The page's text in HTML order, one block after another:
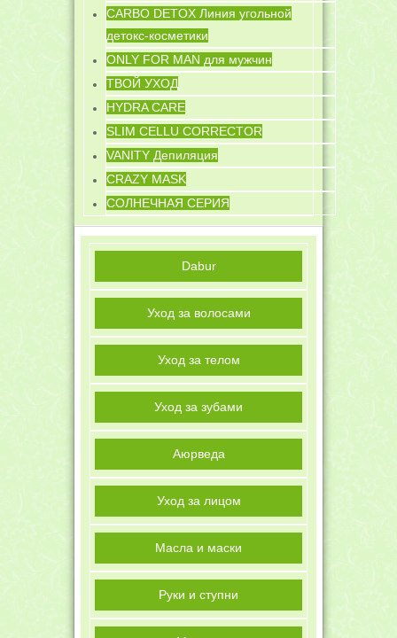
CARBO DETOX Линия угольной
детокс-косметики
ONLY FOR MAN для мужчин
ТВОЙ УХОД
HYDRA CARE
SLIM CELLU CORRECTOR
VANITY Депиляция
CRAZY MASK
СОЛНЕЧНАЯ СЕРИЯ
Dabur
Уход за волосами
Уход за телом
Уход за зубами
Аюрведа
Уход за лицом
Масла и маски
Руки и ступни